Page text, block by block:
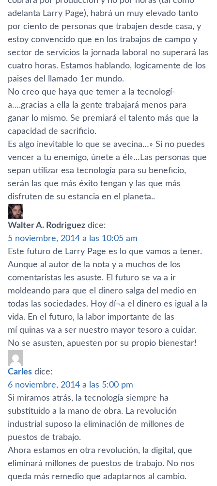
adelanta Larry Page), habrá un muy elevado tanto
por ciento de personas que trabajen desde casa, y
estoy convencido que en los trabajos de campo y
sector de servicios la jornada laboral no superará las
cuatro horas. Estamos hablando, logicamente de los
paises del llamado 1er mundo.
No creo que haya que temer a la tecnologí­
a….gracias a ella la gente trabajará menos para
ganar lo mismo. Se premiará el talento más que la
capacidad de sacrificio.
Es algo inevitable lo que se avecina…» Si no puedes
vencer a tu enemigo, únete a él»…Las personas que
sepan utilizar esa tecnologí­a para su beneficio,
serán las que más éxito tengan y las que más
disfruten de su estancia en el planeta..
Walter A. Rodriguez dice:
5 noviembre, 2014 a las 10:05 am
Este futuro de Larry Page es lo que vamos a tener.
Aunque al autor de la nota y a muchos de los
comentaristas les asuste. El futuro se va a ir
moldeando para que el dinero salga del medio en
todas las sociedades. Hoy dí¬a el dinero es igual a la
vida. En el futuro, la labor importante de las
mí quinas va a ser nuestro mayor tesoro a cuidar.
No se asusten, apuesten por su propio bienestar!
Carles dice:
6 noviembre, 2014 a las 5:00 pm
Si miramos atrás, la tecnologí­a siempre ha
substituido a la mano de obra. La revolución
industrial suposo la eliminación de millones de
puestos de trabajo.
Ahora estamos en otra revolución, la digital, que
eliminará millones de puestos de trabajo. No nos
queda más remedio que adaptarnos al cambio.